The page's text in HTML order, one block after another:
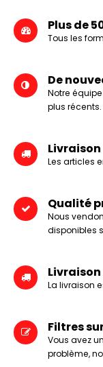
Plus de
Tous les
De
Notre
plus récents.
Les articles
Qualité
Nous
disponibles
La livraison
Filtres
Vous avez
problème,